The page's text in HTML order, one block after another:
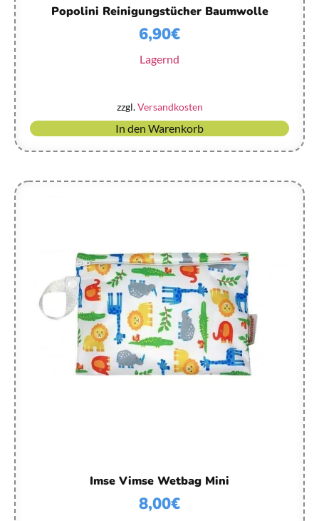
Popolini Reinigungstücher Baumwolle
6,90€
Lagernd
zzgl.Versandkosten
In den Warenkorb
Imse Vimse Wetbag Mini
8,00€